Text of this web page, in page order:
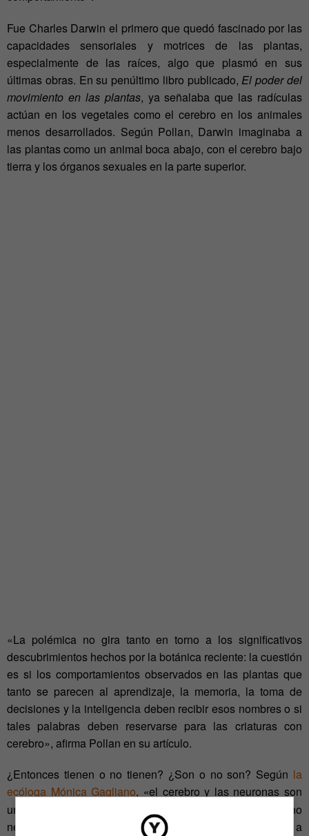
Fue Charles Darwin el primero que quedó fascinado por las
capacidades sensoriales y motrices de las plantas,
especialmente de las raíces, algo que plasmó en sus
últimas obras. En su penúltimo libro publicado,El poder del
movimiento en las plantas, ya señalaba que las radículas
actúan en los vegetales como el cerebro en los animales
menos desarrollados. Según Pollan, Darwin imaginaba a
las plantas como un animal boca abajo, con el cerebro bajo
tierra y los órganos sexuales en la parte superior.
«La polémica no gira tanto en torno a los significativos
descubrimientos hechos por la botánica reciente: la cuestión
es si los comportamientos observados en las plantas que
tanto se parecen al aprendizaje, la memoria, la toma de
decisiones y la inteligencia deben recibir esos nombres o si
tales palabras deben reservarse para las criaturas con
cerebro», afirma Pollan en su artículo.
¿Entonces tienen o no tienen? ¿Son o no son? Según la
ecóloga Mónica Gagliano, «el cerebro y las neuronas son
una solución sofisticada para el aprendizaje, pero no
necesaria
existe un mecanismo unificador a